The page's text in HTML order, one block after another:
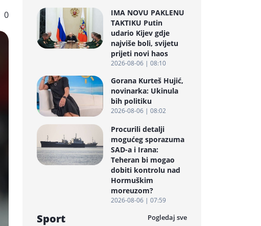
0
IMA NOVU PAKLENU
TAKTIKU Putin
udario Kijev gdje
najviše boli, svijetu
prijeti novi haos
2026-08-06 | 08:10
Gorana Kurteš Hujić,
novinarka: Ukinula
bih politiku
2026-08-06 | 08:02
Procurili detalji
mogućeg sporazuma
SAD-a i Irana:
Teheran bi mogao
dobiti kontrolu nad
Hormuškim
moreuzom?
2026-08-06 | 07:59
Sport Pogledaj sve